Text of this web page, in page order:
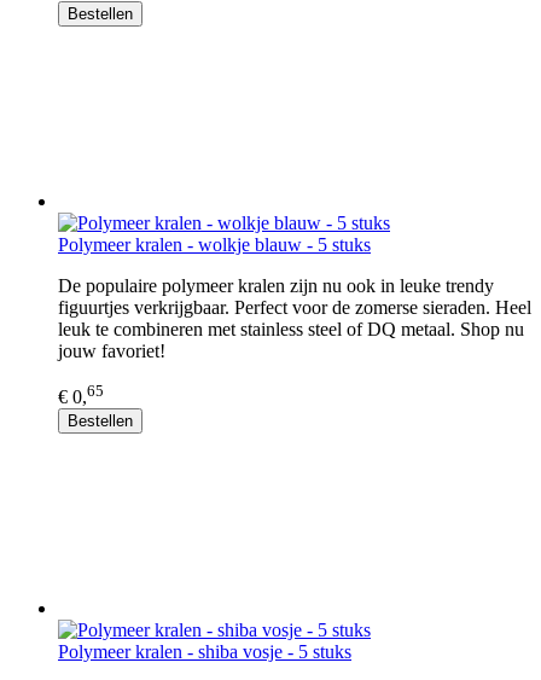
Bestellen
Polymeer kralen - wolkje blauw - 5 stuks
De populaire polymeer kralen zijn nu ook in leuke trendy
figuurtjes verkrijgbaar. Perfect voor de zomerse sieraden. Heel
leuk te combineren met stainless steel of DQ metaal. Shop nu
jouw favoriet!
€ 0,65
Bestellen
Polymeer kralen - shiba vosje - 5 stuks